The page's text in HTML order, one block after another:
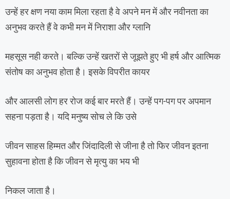
उन्हें हर क्षण नया काम मिला रहता है वे अपने मन में और नवीनता का
अनुभव करते हैं वे कभी मन में निराशा और ग्लानि
महसूस नही करते। बल्कि उन्हें खतरों से जूझते हुए भी हर्ष और आत्मिक
संतोष का अनुभव होता है। इसके विपरीत कायर
और आलसी लोग हर रोज कई बार मरते हैं। उन्हें पग-पग पर अपमान
सहना पड़ता है। यदि मनुष्य सोच ले कि उसे
जीवन साहस हिम्मत और जिंदादिली से जीना है तो फिर जीवन इतना
सुहावना होता है कि जीवन से मृत्यु का भय भी
निकल जाता है।